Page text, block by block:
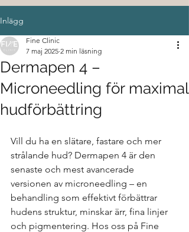
Inlägg
Dermapen 4 –
Microneedling för maximal
hudförbättring
Fine Clinic
7 maj 2025 2 min läsning
Vill du ha en slätare, fastare och mer
strålande hud? Dermapen 4 är den
senaste och mest avancerade
versionen av microneedling – en
behandling som effektivt förbättrar
hudens struktur, minskar ärr, fina linjer
och pigmentering. Hos oss på Fine